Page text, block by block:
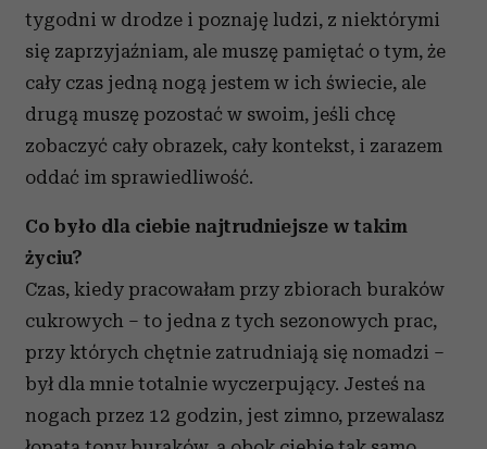
tygodni w drodze i poznaję ludzi, z niektórymi
się zaprzyjaźniam, ale muszę pamiętać o tym, że
cały czas jedną nogą jestem w ich świecie, ale
drugą muszę pozostać w swoim, jeśli chcę
zobaczyć cały obrazek, cały kontekst, i zarazem
oddać im sprawiedliwość.
Co było dla ciebie najtrudniejsze w takim
życiu?
Czas, kiedy pracowałam przy zbiorach buraków
cukrowych – to jedna z tych sezonowych prac,
przy których chętnie zatrudniają się nomadzi –
był dla mnie totalnie wyczerpujący. Jesteś na
nogach przez 12 godzin, jest zimno, przewalasz